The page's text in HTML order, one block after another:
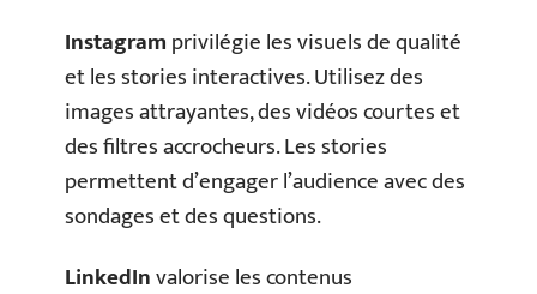
Instagramprivilégie les visuels de qualité
et les stories interactives. Utilisez des
images attrayantes, des vidéos courtes et
des filtres accrocheurs. Les stories
permettent d’engager l’audience avec des
sondages et des questions.
LinkedInvalorise les contenus